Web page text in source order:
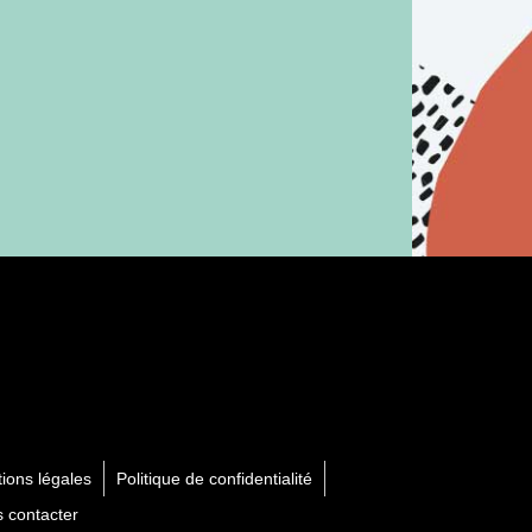
légales
Politique de confidentialité
contacter